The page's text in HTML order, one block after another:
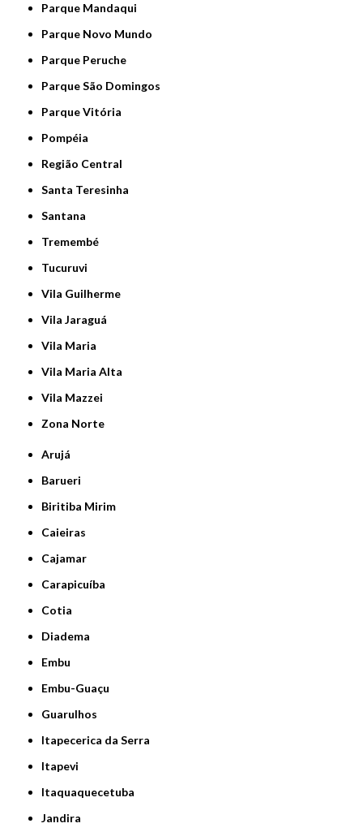
Parque Mandaqui
Parque Novo Mundo
Parque Peruche
Parque São Domingos
Parque Vitória
Pompéia
Região Central
Santa Teresinha
Santana
Tremembé
Tucuruvi
Vila Guilherme
Vila Jaraguá
Vila Maria
Vila Maria Alta
Vila Mazzei
Zona Norte
Arujá
Barueri
Biritiba Mirim
Caieiras
Cajamar
Carapicuíba
Cotia
Diadema
Embu
Embu-Guaçu
Guarulhos
Itapecerica da Serra
Itapevi
Itaquaquecetuba
Jandira